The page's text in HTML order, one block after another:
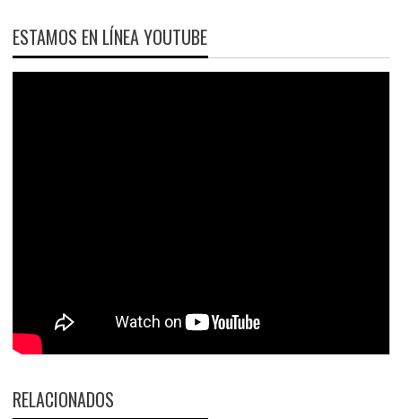
ESTAMOS EN LÍNEA YOUTUBE
RELACIONADOS